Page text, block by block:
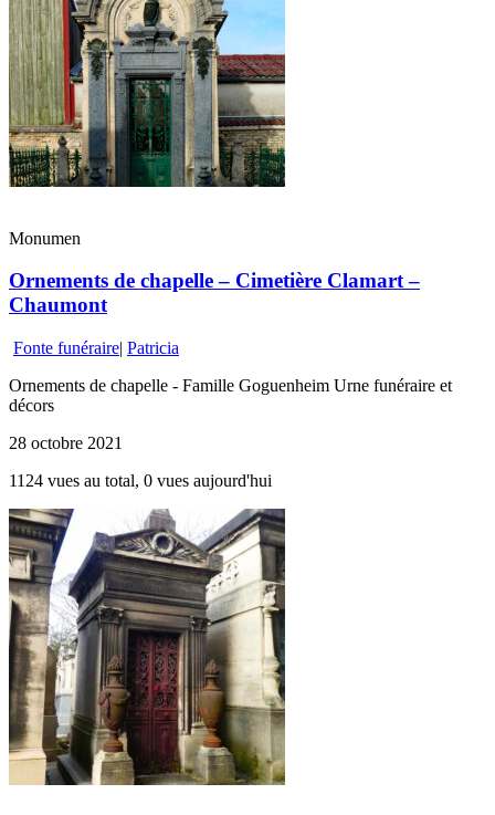
Monumen
Ornements de chapelle – Cimetière Clamart –
Chaumont
Fonte funéraire| Patricia
Ornements de chapelle - Famille Goguenheim Urne funéraire et
décors
28 octobre 2021
1124 vues au total, 0 vues aujourd'hui